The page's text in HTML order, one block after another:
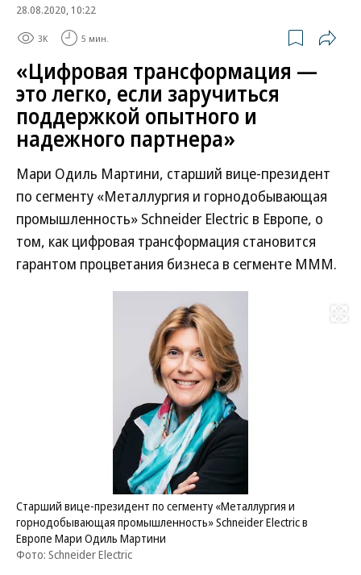
28.08.2020, 10:22
3K 5 мин.
«Цифровая трансформация —
это легко, если заручиться
поддержкой опытного и
надежного партнера»
Мари Одиль Мартини, старший вице-президент
по сегменту «Металлургия и горнодобывающая
промышленность» Schneider Electric в Европе, о
том, как цифровая трансформация становится
гарантом процветания бизнеса в сегменте МММ.
Старший вице-президент по сегменту «Металлургия и
горнодобывающая промышленность» Schneider Electric в
Европе Мари Одиль Мартини
Фото: Schneider Electric